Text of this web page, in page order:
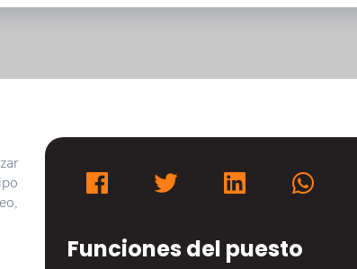
Funciones del puesto